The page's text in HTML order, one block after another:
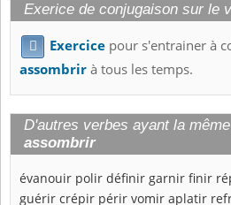
Exerice de conjugaison sur le
 Exercice pour s'entrainer à
assombrirà tous les temps.
D'autres verbes ayant la
assombrir
évanouir polir définir garnir finir
guérir crépir périr vomir aplatir